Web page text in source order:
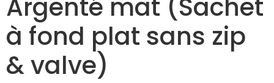
Argenté mat (Sachet
à fond plat sans zip
& valve)